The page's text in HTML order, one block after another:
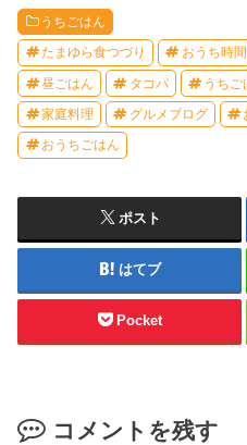
うちごはん
たまゆら食つづり おうち時間
昼ごはん タコパ うちご
家庭料理 グルメブログ
おうちごはん
ポスト
はてブ
Pocket
コメントを残す